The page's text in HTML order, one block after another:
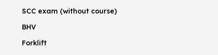
SCC exam (without course)
BHV
Forklift